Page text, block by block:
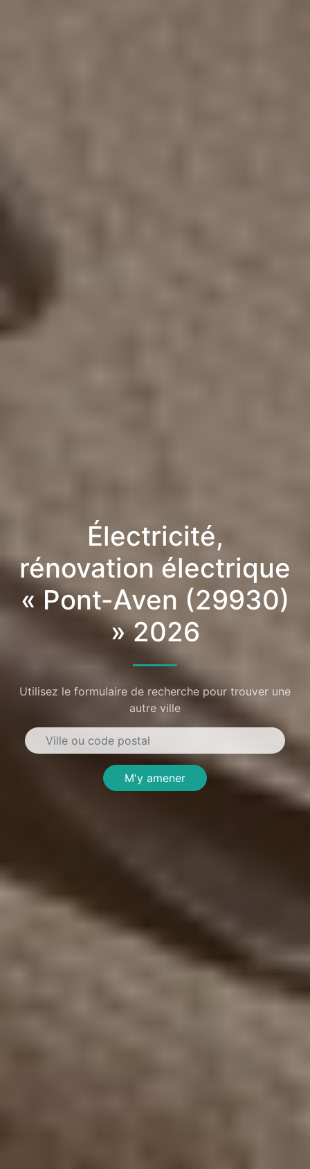
Électricité,
rénovation électrique
« Pont-Aven (29930)
» 2026
Utilisez le formulaire de recherche pour trouver une
autre ville
M'y amener